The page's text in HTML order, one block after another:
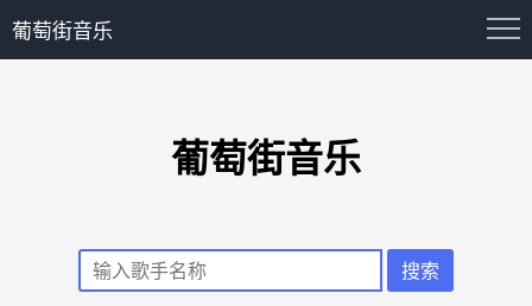
葡萄街音乐
葡萄街音乐